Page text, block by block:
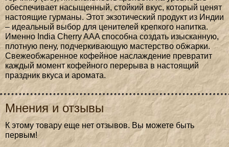
обеспечивает насыщенный, стойкий вкус, который ценят
настоящие гурманы. Этот экзотический продукт из Индии
– идеальный выбор для ценителей крепкого напитка.
Именно India Cherry AAA способна создать изысканную,
плотную пену, подчеркивающую мастерство обжарки.
Свежеобжаренное кофейное наслаждение превратит
каждый момент кофейного перерыва в настоящий
праздник вкуса и аромата.
Мнения и отзывы
К этому товару еще нет отзывов. Вы можете быть
первым!